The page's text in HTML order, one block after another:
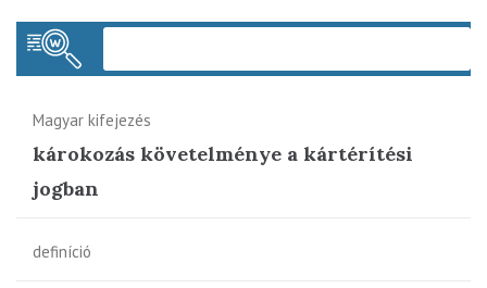
Magyar kifejezés
károkozás követelménye a kártérítési
jogban
definíció